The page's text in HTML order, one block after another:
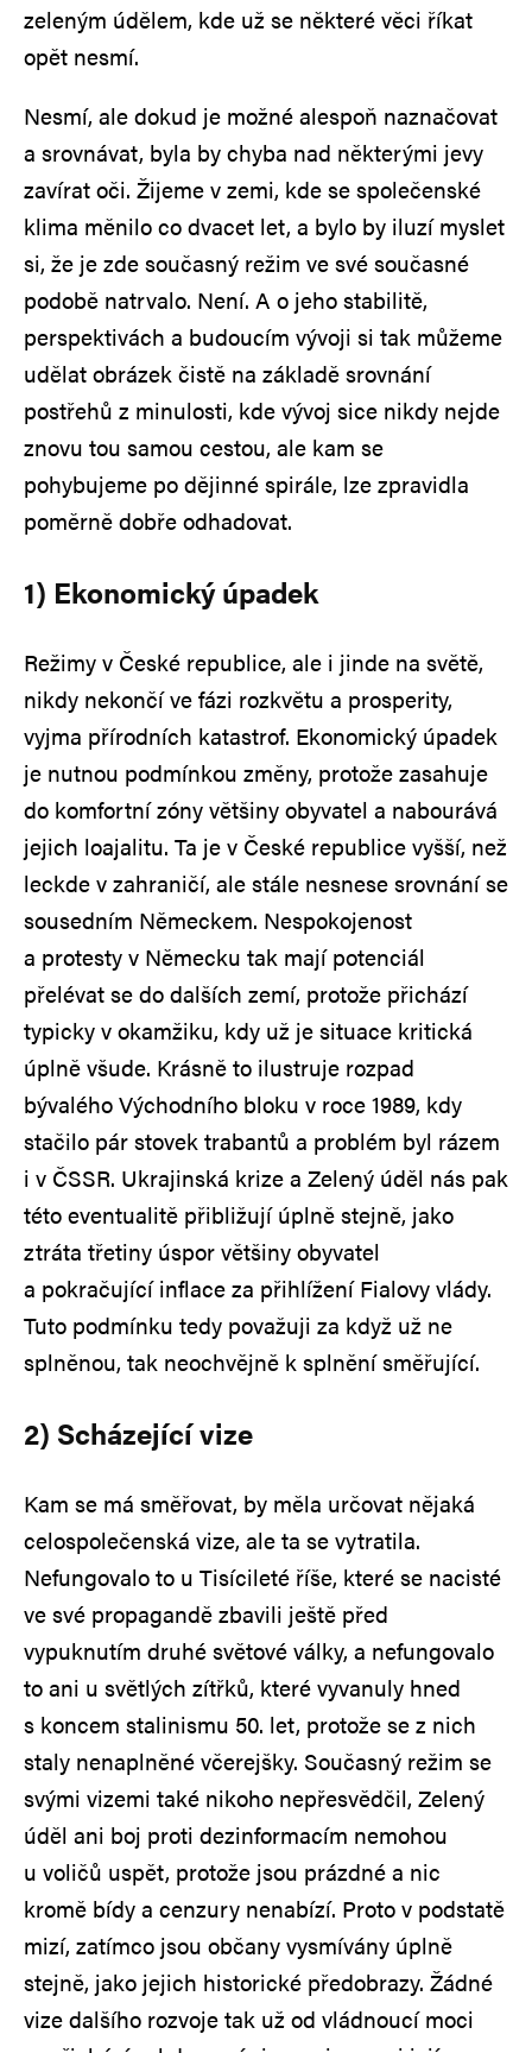
zeleným údělem, kde už se některé věci říkat
opět nesmí.
Nesmí, ale dokud je možné alespoň naznačovat
a srovnávat, byla by chyba nad některými jevy
zavírat oči. Žijeme v zemi, kde se společenské
klima měnilo co dvacet let, a bylo by iluzí myslet
si, že je zde současný režim ve své současné
podobě natrvalo. Není. A o jeho stabilitě,
perspektivách a budoucím vývoji si tak můžeme
udělat obrázek čistě na základě srovnání
postřehů z minulosti, kde vývoj sice nikdy nejde
znovu tou samou cestou, ale kam se
pohybujeme po dějinné spirále, lze zpravidla
poměrně dobře odhadovat.
1) Ekonomický úpadek
Režimy v České republice, ale i jinde na světě,
nikdy nekončí ve fázi rozkvětu a prosperity,
vyjma přírodních katastrof. Ekonomický úpadek
je nutnou podmínkou změny, protože zasahuje
do komfortní zóny většiny obyvatel a nabourává
jejich loajalitu. Ta je v České republice vyšší, než
leckde v zahraničí, ale stále nesnese srovnání se
sousedním Německem. Nespokojenost
a protesty v Německu tak mají potenciál
přelévat se do dalších zemí, protože přichází
typicky v okamžiku, kdy už je situace kritická
úplně všude. Krásně to ilustruje rozpad
bývalého Východního bloku v roce 1989, kdy
stačilo pár stovek trabantů a problém byl rázem
i v ČSSR. Ukrajinská krize a Zelený úděl nás pak
této eventualitě přibližují úplně stejně, jako
ztráta třetiny úspor většiny obyvatel
a pokračující inflace za přihlížení Fialovy vlády.
Tuto podmínku tedy považuji za když už ne
splněnou, tak neochvějně k splnění směřující.
2) Scházející vize
Kam se má směřovat, by měla určovat nějaká
celospolečenská vize, ale ta se vytratila.
Nefungovalo to u Tisícileté říše, které se nacisté
ve své propagandě zbavili ještě před
vypuknutím druhé světové války, a nefungovalo
to ani u světlých zítřků, které vyvanuly hned
s koncem stalinismu 50. let, protože se z nich
staly nenaplněné včerejšky. Současný režim se
svými vizemi také nikoho nepřesvědčil, Zelený
úděl ani boj proti dezinformacím nemohou
u voličů uspět, protože jsou prázdné a nic
kromě bídy a cenzury nenabízí. Proto v podstatě
mizí, zatímco jsou občany vysmívány úplně
stejně, jako jejich historické předobrazy. Žádné
vize dalšího rozvoje tak už od vládnoucí moci